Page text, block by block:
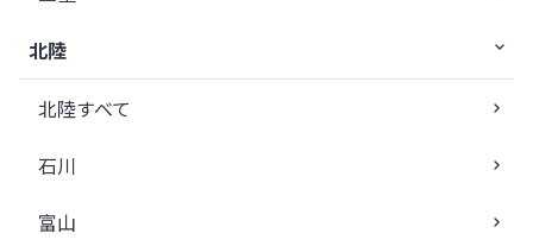
北陸
北陸すべて
石川
富山